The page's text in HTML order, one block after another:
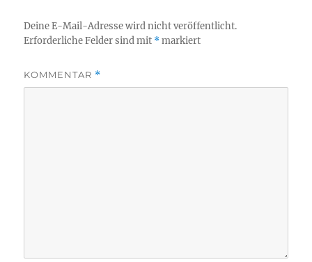
Deine E-Mail-Adresse wird nicht veröffentlicht.
Erforderliche Felder sind mit *markiert
KOMMENTAR *